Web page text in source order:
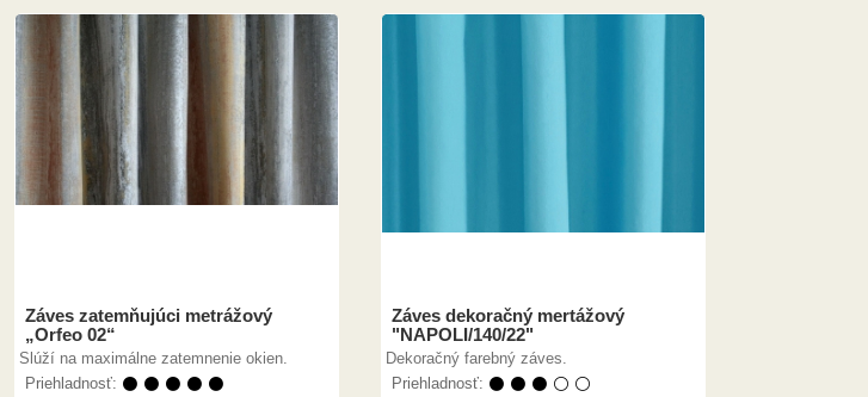
Záves zatemňujúci metrážový
„Orfeo 02“
Slúží na maximálne zatemnenie okien.
Priehladnosť: ⚫ ⚫ ⚫ ⚫ ⚫
Záves dekoračný mertážový
"NAPOLI/140/22"
Dekoračný farebný záves.
Priehladnosť: ⚫ ⚫ ⚫ ⚪ ⚪